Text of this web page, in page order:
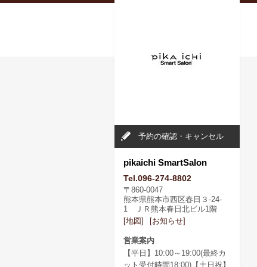
予約の確認・キャンセル
pikaichi SmartSalon
Tel.096-274-8802
〒860-0047
熊本県熊本市西区春日３-24-
1 ＪＲ熊本春日北ビル1階
[地図]
[お知らせ]
営業案内
【平日】10:00～19:00(最終カ
ット受付時間18:00)【土日祝】